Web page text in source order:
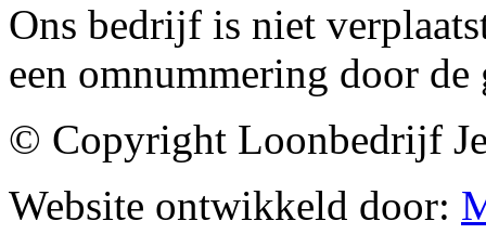
Ons bedrijf is niet
een omnummering door de
© Copyright Loonbedrijf
Website ontwikkeld door: